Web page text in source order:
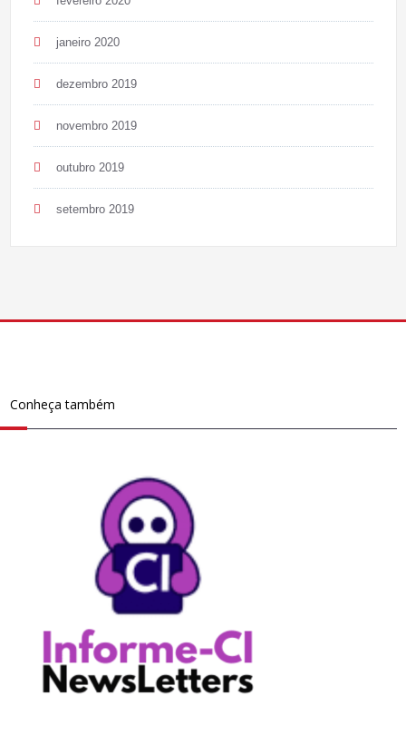
janeiro 2020
dezembro 2019
novembro 2019
outubro 2019
setembro 2019
Conheça também